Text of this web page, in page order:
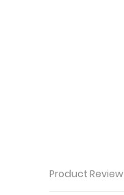
Product Review